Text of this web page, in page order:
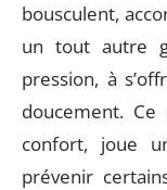
bousculent,
un tout autre
pression, à
doucement.
confort, joue
prévenir